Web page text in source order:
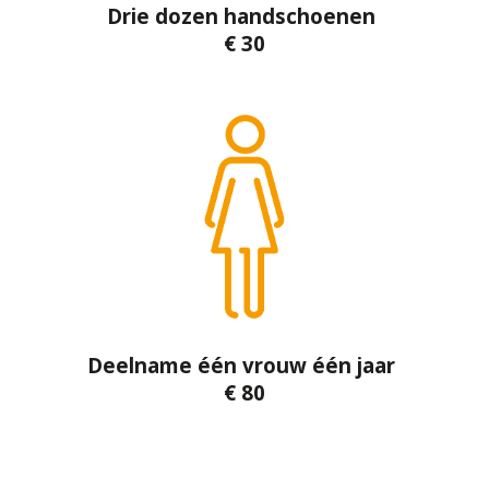
Drie dozen handschoenen
€ 30
Deelname één vrouw één jaar
€ 80